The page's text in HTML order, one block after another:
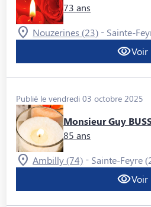
73 ans
Nouzerines (23) - Sainte-
Voir
Publié le vendredi 03 octobre 2025
Monsieur Guy
85 ans
Ambilly (74) - Sainte-Feyre
Voir